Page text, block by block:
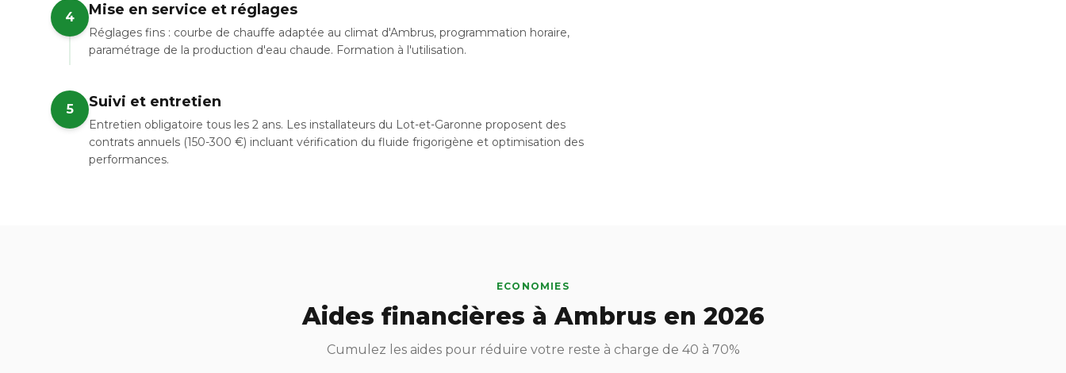
4 Mise en service et réglages
Réglages fins : courbe de chauffe adaptée au climat d'Ambrus, programmation horaire,
paramétrage de la production d'eau chaude. Formation à l'utilisation.
5 Suivi et entretien
Entretien obligatoire tous les 2 ans. Les installateurs du Lot-et-Garonne proposent des
contrats annuels (150-300 €) incluant vérification du fluide frigorigène et optimisation des
performances.
ECONOMIES
Aides financières à Ambrus en 2026
Cumulez les aides pour réduire votre reste à charge de 40 à 70%